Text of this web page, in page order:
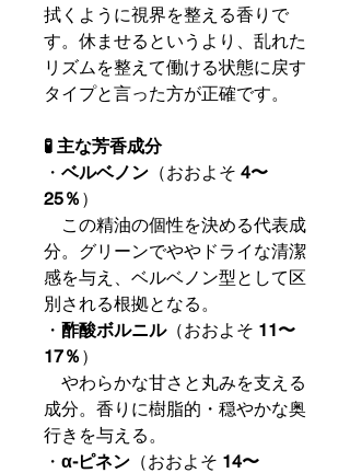
拭くように視界を整える香りで
す。休ませるというより、乱れた
リズムを整えて働ける状態に戻す
タイプと言った方が正確です。
🧪 主な芳香成分
・ ベルベノン （おおよそ 4〜
25％ ）
この精油の個性を決める代表成
分。グリーンでややドライな清潔
感を与え、ベルベノン型として区
別される根拠となる。
・ 酢酸ボルニル（おおよそ 11〜
17％ ）
やわらかな甘さと丸みを支える
成分。香りに樹脂的・穏やかな奥
行きを与える。
・ α-ピネン （おおよそ 14〜